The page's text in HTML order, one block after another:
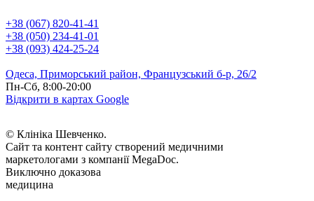
+38 (067) 820-41-41
+38 (050) 234-41-01
+38 (093) 424-25-24
Одеса, Приморський район, Французський б-р, 26/2
Пн-Сб, 8:00-20:00
Відкрити в картах Google
© Клініка Шевченко.
Сайт та контент сайту створений медичними
маркетологами з компанії MegaDoc.
Виключно доказова
медицина